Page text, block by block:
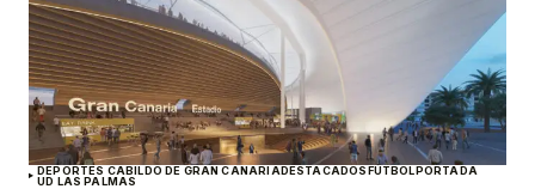
DEPORTES CABILDO DE GRAN CANARIADESTACADOSFÚTBOLPORTADA
UD LAS PALMAS